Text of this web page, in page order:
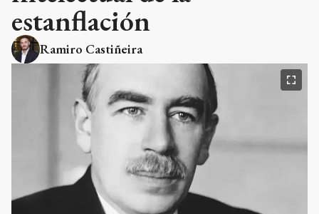
estanflación
Ramiro Castiñeira